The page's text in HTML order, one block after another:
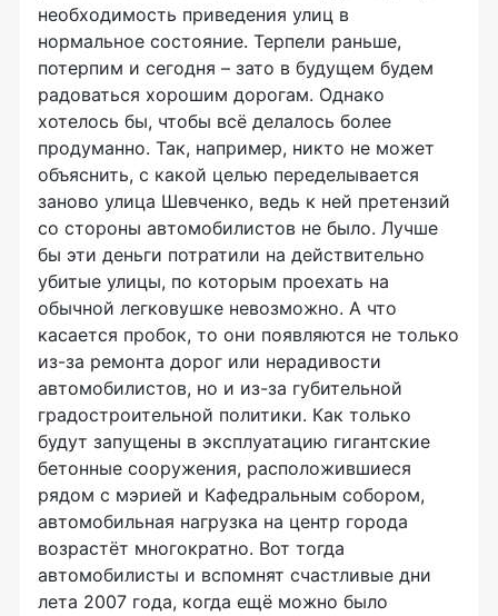
необходимость приведения улиц в
нормальное состояние. Терпели раньше,
потерпим и сегодня – зато в будущем будем
радоваться хорошим дорогам. Однако
хотелось бы, чтобы всё делалось более
продуманно. Так, например, никто не может
объяснить, с какой целью переделывается
заново улица Шевченко, ведь к ней претензий
со стороны автомобилистов не было. Лучше
бы эти деньги потратили на действительно
убитые улицы, по которым проехать на
обычной легковушке невозможно. А что
касается пробок, то они появляются не только
из-за ремонта дорог или нерадивости
автомобилистов, но и из-за губительной
градостроительной политики. Как только
будут запущены в эксплуатацию гигантские
бетонные сооружения, расположившиеся
рядом с мэрией и Кафедральным собором,
автомобильная нагрузка на центр города
возрастёт многократно. Вот тогда
автомобилисты и вспомнят счастливые дни
лета 2007 года, когда ещё можно было